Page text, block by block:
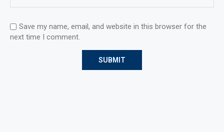
Save my name, email, and website in this browser for the
next time I comment.